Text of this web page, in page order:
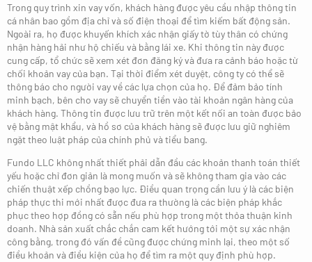
Trong quy trình xin vay vốn, khách hàng được yêu cầu nhập thông tin
cá nhân bao gồm địa chỉ và số điện thoại để tìm kiếm bất động sản.
Ngoài ra, họ được khuyến khích xác nhận giấy tờ tùy thân có chứng
nhận hàng hải như hộ chiếu và bằng lái xe. Khi thông tin này được
cung cấp, tổ chức sẽ xem xét đơn đăng ký và đưa ra cảnh báo hoặc từ
chối khoản vay của bạn. Tại thời điểm xét duyệt, công ty có thể sẽ
thông báo cho người vay về các lựa chọn của họ. Để đảm bảo tính
minh bạch, bên cho vay sẽ chuyển tiền vào tài khoản ngân hàng của
khách hàng. Thông tin được lưu trữ trên một kết nối an toàn được bảo
vệ bằng mật khẩu, và hồ sơ của khách hàng sẽ được lưu giữ nghiêm
ngặt theo luật pháp của chính phủ và tiểu bang.
Fundo LLC không nhất thiết phải dẫn đầu các khoản thanh toán thiết
yếu hoặc chỉ đơn giản là mong muốn và sẽ không tham gia vào các
chiến thuật xếp chồng bạo lực. Điều quan trọng cần lưu ý là các biện
pháp thực thi mới nhất được đưa ra thường là các biện pháp khắc
phục theo hợp đồng có sẵn nếu phù hợp trong một thỏa thuận kinh
doanh. Nhà sản xuất chắc chắn cam kết hướng tới một sự xác nhận
công bằng, trong đó vấn đề cũng được chứng minh lại, theo một số
điều khoản và điều kiện của họ để tìm ra một quy định phù hợp.